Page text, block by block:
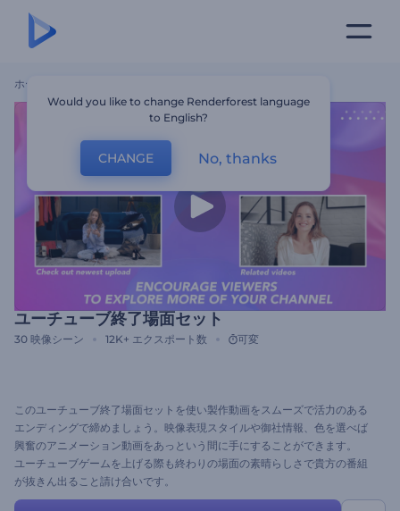
ホーム
ユーチューブ終了場面セット
30 映像シーン 12K+ エクスポート数 可変
このユーチューブ終了場面セットを使い製作動画をスムーズで活力のある
エンディングで締めましょう。映像表現スタイルや御社情報、色を選べば
興奮のアニメーション動画をあっという間に手にすることができます。
ユーチューブゲームを上げる際も終わりの場面の素晴らしさで貴方の番組
が抜きん出ること請け合いです。
Would you like to change Renderforest language
to English?
CHANGE No, thanks